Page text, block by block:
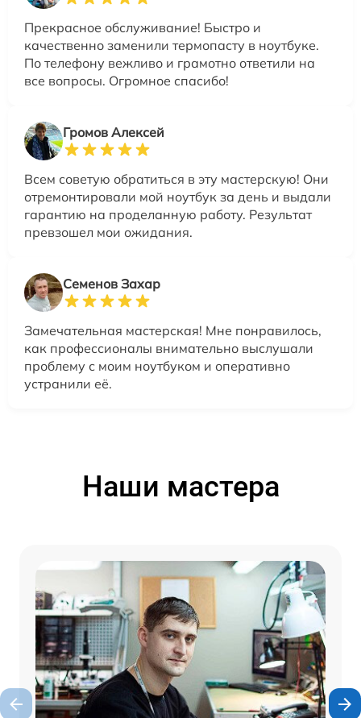
Прекрасное обслуживание! Быстро и
качественно заменили термопасту в ноутбуке.
По телефону вежливо и грамотно ответили на
все вопросы. Огромное спасибо!
Громов Алексей
Всем советую обратиться в эту мастерскую! Они
отремонтировали мой ноутбук за день и выдали
гарантию на проделанную работу. Результат
превзошел мои ожидания.
Семенов Захар
Замечательная мастерская! Мне понравилось,
как профессионалы внимательно выслушали
проблему с моим ноутбуком и оперативно
устранили её.
Наши мастера